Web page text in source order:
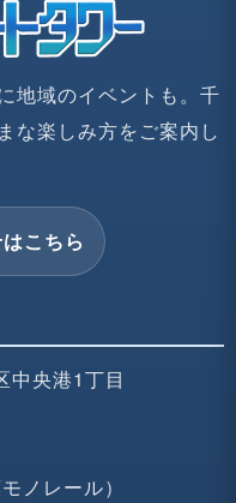
地域のイベントも。千
な楽しみ方をご案内し
こちら
中央港1丁目
ノレール）